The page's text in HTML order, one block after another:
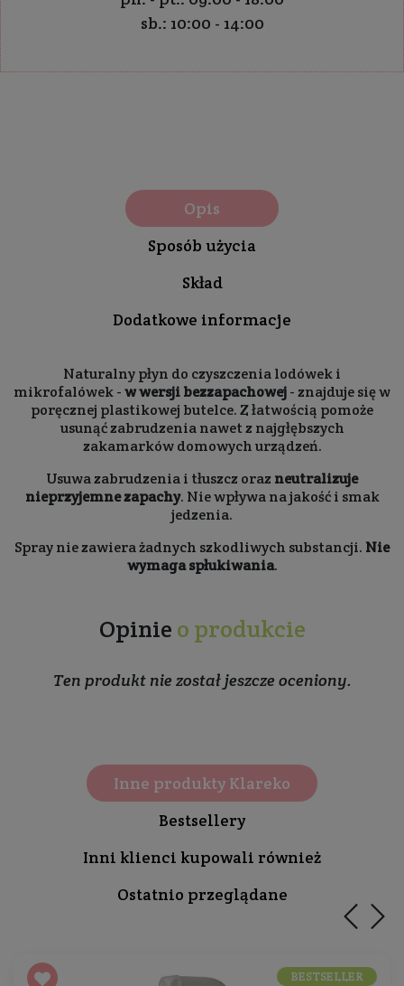
sb.: 10:00 - 14:00
Opis
Sposób użycia
Skład
Dodatkowe informacje
Naturalny płyn do czyszczenia lodówek i
mikrofalówek -w wersji bezzapachowej- znajduje się w
poręcznej plastikowej butelce. Z łatwością pomoże
usunąć zabrudzenia nawet z najgłębszych
zakamarków domowych urządzeń.
Usuwa zabrudzenia i tłuszcz orazneutralizuje
nieprzyjemne zapachy. Nie wpływa na jakość i smak
jedzenia.
Spray nie zawiera żadnych szkodliwych substancji. Nie
wymaga spłukiwania.
Opinie o produkcie
Ten produkt nie został jeszcze oceniony.
Inne produkty Klareko
Bestsellery
Inni klienci kupowali również
Ostatnio przeglądane
BESTSELLER